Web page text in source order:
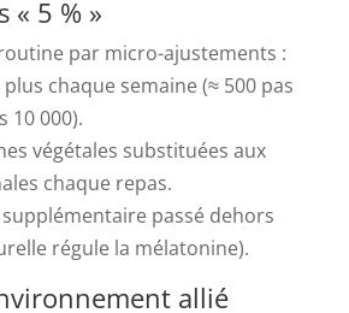
« 5 % »
par micro-ajustements :
plus chaque semaine (≈ 500 pas
10 000).
végétales substituées aux
chaque repas.
supplémentaire passé dehors
régule la mélatonine).
allié